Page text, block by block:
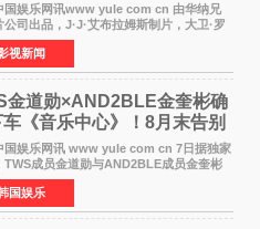
乐网讯www yule com cn 由华纳兄
公司出品，J·J·艾布拉姆斯制片，大卫·罗
切尔执导，好莱坞巨星安妮·海瑟薇和伊万
格雷格领衔主演的2026暑期惊悚冒险大片
绝
视新闻
金道勋×AND2BLE金奎彬确
车《音乐中心》！8月末告别
位
乐网讯 www yule com cn 7日据独家
TWS成员金道勋与AND2BLE成员金奎彬
离开《音乐中心》MC的位置。 金道
奎彬于去年3月与H2H A-NA一起被选为
中心》MC，约1
国娱乐